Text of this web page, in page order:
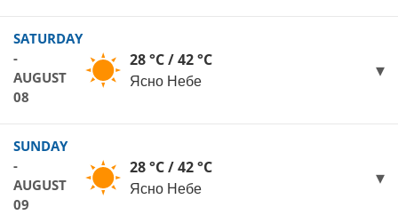
SATURDAY
-
AUGUST
08
28 °C / 42 °C
Ясно Небе
SUNDAY
-
AUGUST
09
28 °C / 42 °C
Ясно Небе